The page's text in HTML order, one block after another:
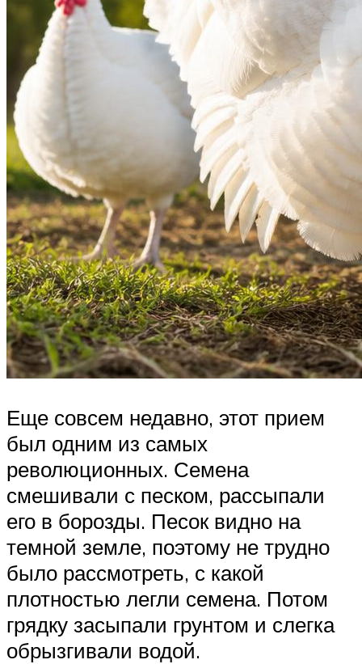
Еще совсем недавно, этот прием
был одним из самых
революционных. Семена
смешивали с песком, рассыпали
его в борозды. Песок видно на
темной земле, поэтому не трудно
было рассмотреть, с какой
плотностью легли семена. Потом
грядку засыпали грунтом и слегка
обрызгивали водой.